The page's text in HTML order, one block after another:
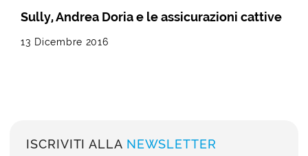
Sully, Andrea Doria e le assicurazioni cattive
13 Dicembre 2016
ISCRIVITI ALLA NEWSLETTER